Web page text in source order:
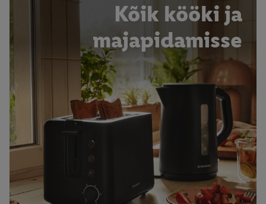
Kõik kööki ja
majapidamisse